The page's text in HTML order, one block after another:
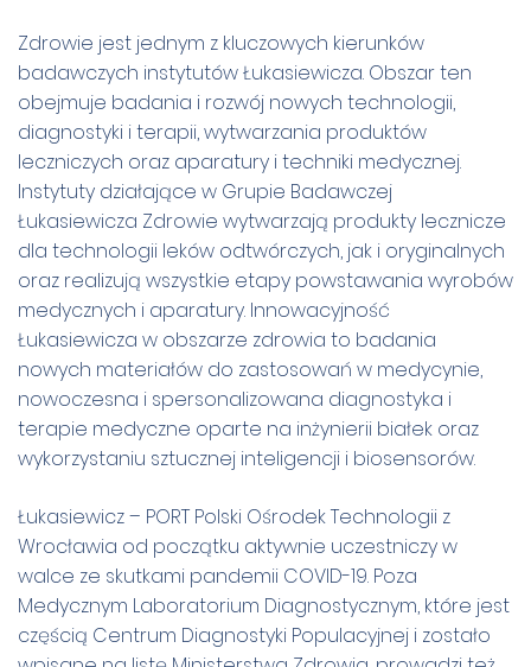
Zdrowie jest jednym z kluczowych kierunków
badawczych instytutów Łukasiewicza. Obszar ten
obejmuje badania i rozwój nowych technologii,
diagnostyki i terapii, wytwarzania produktów
leczniczych oraz aparatury i techniki medycznej.
Instytuty działające w Grupie Badawczej
Łukasiewicza Zdrowie wytwarzają produkty lecznicze
dla technologii leków odtwórczych, jak i oryginalnych
oraz realizują wszystkie etapy powstawania wyrobów
medycznych i aparatury. Innowacyjność
Łukasiewicza w obszarze zdrowia to badania
nowych materiałów do zastosowań w medycynie,
nowoczesna i spersonalizowana diagnostyka i
terapie medyczne oparte na inżynierii białek oraz
wykorzystaniu sztucznej inteligencji i biosensorów.
Łukasiewicz – PORT Polski Ośrodek Technologii z
Wrocławia od początku aktywnie uczestniczy w
walce ze skutkami pandemii COVID-19. Poza
Medycznym Laboratorium Diagnostycznym, które jest
częścią Centrum Diagnostyki Populacyjnej i zostało